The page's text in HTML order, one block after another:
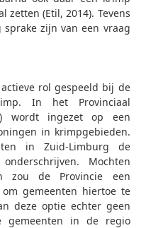
zetten (Etil, 2014). Tevens
zijn van een vraag
rol gespeeld bij de
In het Provinciaal
wordt ingezet op een
in krimpgebieden.
in Zuid-Limburg de
Mochten
zou de Provincie een
gemeenten hiertoe te
deze optie echter geen
gemeenten in de regio